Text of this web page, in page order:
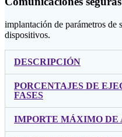
implantación de parámetros de
dispositivos.
DESCRIPCIÓN
PORCENTAJES DE
FASES
IMPORTE MÁXIMO DE